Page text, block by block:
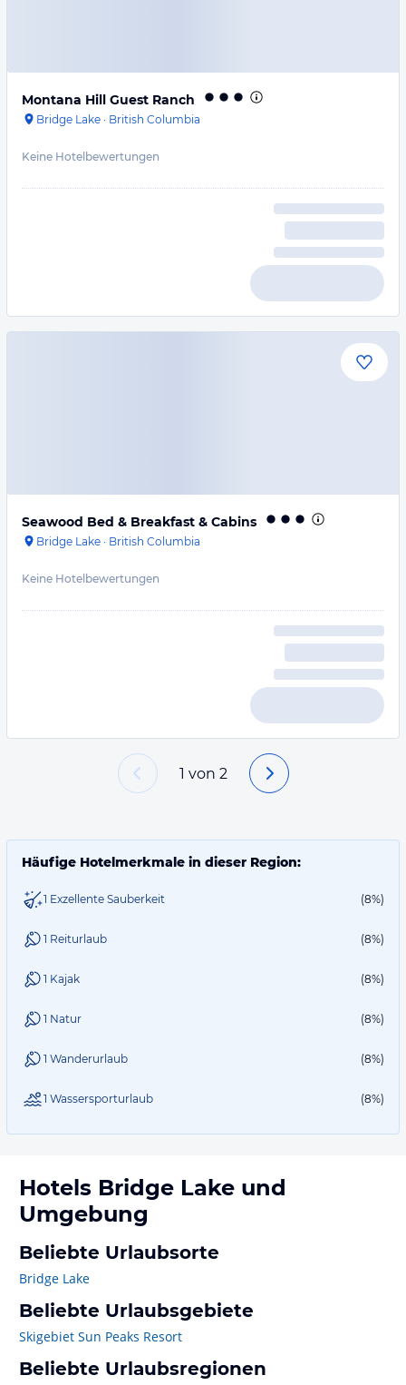
Montana Hill Guest Ranch
Bridge Lake · British Columbia
Keine Hotelbewertungen
Seawood Bed & Breakfast & Cabins
Bridge Lake · British Columbia
Keine Hotelbewertungen
1 von 2
Häufige Hotelmerkmale in dieser Region:
1 Exzellente Sauberkeit (8%)
1 Reiturlaub (8%)
1 Kajak (8%)
1 Natur (8%)
1 Wanderurlaub (8%)
1 Wassersporturlaub (8%)
Hotels Bridge Lake und
Umgebung
Beliebte Urlaubsorte
Bridge Lake
Beliebte Urlaubsgebiete
Skigebiet Sun Peaks Resort
Beliebte Urlaubsregionen